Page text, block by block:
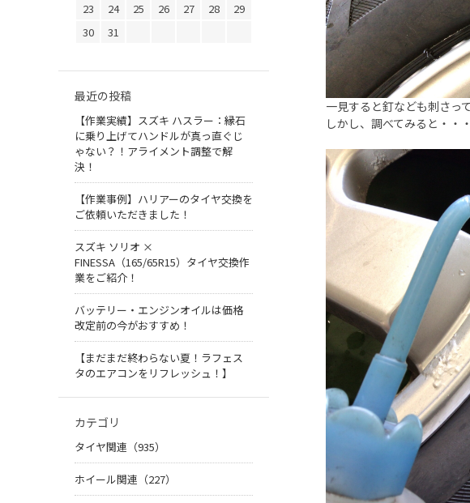
一見すると釘なども刺さっ
しかし、調べてみると・・・
23
24 25 26 27 28
29
30
31
最近の投稿
【作業実績】スズキ ハスラー：縁石
に乗り上げてハンドルが真っ直ぐじ
ゃない？！アライメント調整で解
決！
【作業事例】ハリアーのタイヤ交換を
ご依頼いただきました！
スズキ ソリオ ×
FINESSA（165/65R15）タイヤ交換作
業をご紹介！
バッテリー・エンジンオイルは価格
改定前の今がおすすめ！
【まだまだ終わらない夏！ラフェス
タのエアコンをリフレッシュ！】
カテゴリ
タイヤ関連（935）
ホイール関連（227）